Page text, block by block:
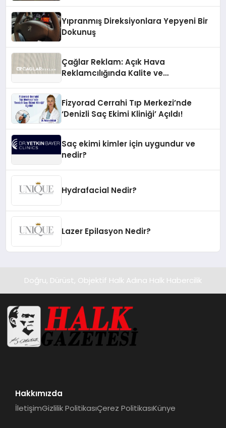
Yıpranmış Direksiyonlara Yepyeni Bir
Dokunuş
Çağlar Reklam: Açık Hava
Reklamcılığında Kalite ve
Fizyorad Cerrahi Tıp Merkezi’nde
‘Denizli Saç Ekimi Kliniği’ Açıldı!
Saç ekimi kimler için uygundur ve
nedir?
Hydrafacial Nedir?
Lazer Epilasyon Nedir?
Doğru, Dürüst, Objektif Halk Adına Halk Habercilik
Hakkımızda
İletişimGizlilik PolitikasıÇerez PolitikasıKünye